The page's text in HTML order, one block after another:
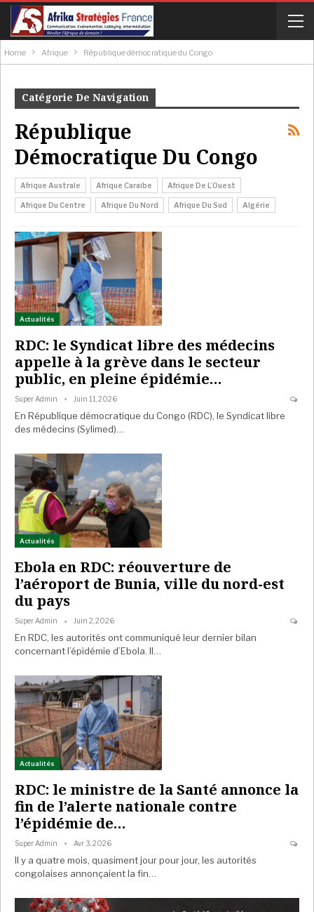
Home Afrique République démocratique du Congo
Catégorie De Navigation
République
Démocratique Du Congo
Afrique Australe Afrique Caraibe Afrique De L’Ouest
Afrique Du Centre Afrique Du Nord Afrique Du Sud Algérie
Actualités
RDC: le Syndicat libre des médecins
appelle à la grève dans le secteur
public, en pleine épidémie…
Super Admin Juin 11, 2026
En République démocratique du Congo (RDC), le Syndicat libre
des médecins (Sylimed)…
Actualités
Ebola en RDC: réouverture de
l’aéroport de Bunia, ville du nord-est
du pays
Super Admin Juin 2, 2026
En RDC, les autorités ont communiqué leur dernier bilan
concernant l’épidémie d’Ebola. Il…
Actualités
RDC: le ministre de la Santé annonce la
fin de l’alerte nationale contre
l’épidémie de…
Super Admin Avr 3, 2026
Il y a quatre mois, quasiment jour pour jour, les autorités
congolaises annonçaient la fin…